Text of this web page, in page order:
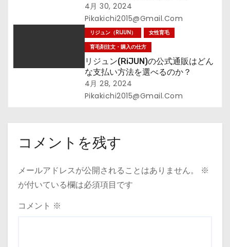
4月 30, 2024
Pikakichi2015@gmail.com
リジュン（RIJUN）
女性育毛
育毛剤注文・購入の仕方
リジュン(RiJUN)の公式通販はどん
な支払い方法を選べるのか？
4月 28, 2024
Pikakichi2015@gmail.com
コメントを残す
メールアドレスが公開されることはありません。
※
が付いている欄は必須項目です
コメント ※